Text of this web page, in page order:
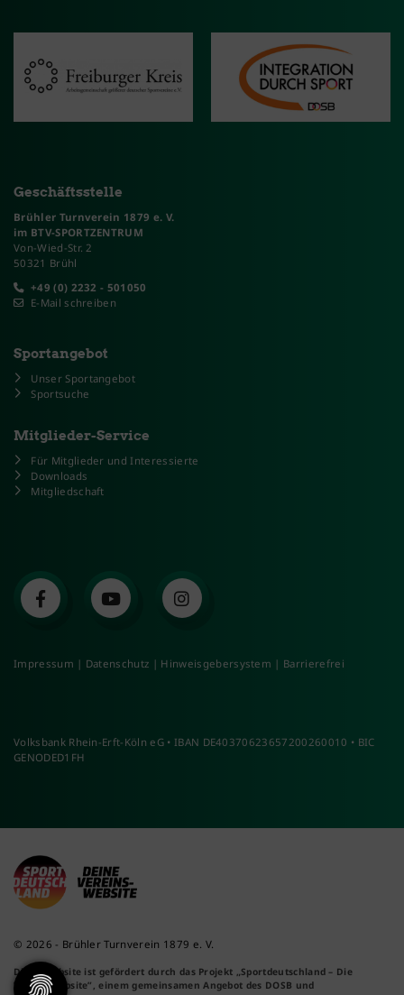
Geschäftsstelle
Brühler Turnverein 1879 e. V.
im BTV-SPORTZENTRUM
Von-Wied-Str. 2
50321 Brühl
+49 (0) 2232 - 501050
E-Mail schreiben
Sportangebot
Unser Sportangebot
Sportsuche
Mitglieder-Service
Für Mitglieder und Interessierte
Downloads
Mitgliedschaft
Impressum | Datenschutz | Hinweisgebersystem | Barrierefrei
Volksbank Rhein-Erft-Köln eG • IBAN DE40370623657200260010 • BIC
GENODED1FH
© 2026 - Brühler Turnverein 1879 e. V.
Diese Website ist gefördert durch das Projekt „Sportdeutschland – Die
Vereinswebsite” , einem gemeinsamen Angebot des DOSB und